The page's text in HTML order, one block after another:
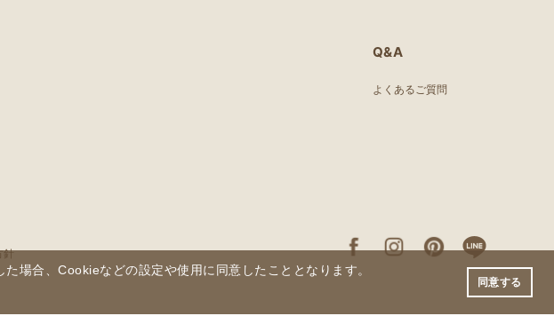
場合、Cookieなどの設定や使用に同意したこととなります。
同意する
Q&A
よくあるご質問
針